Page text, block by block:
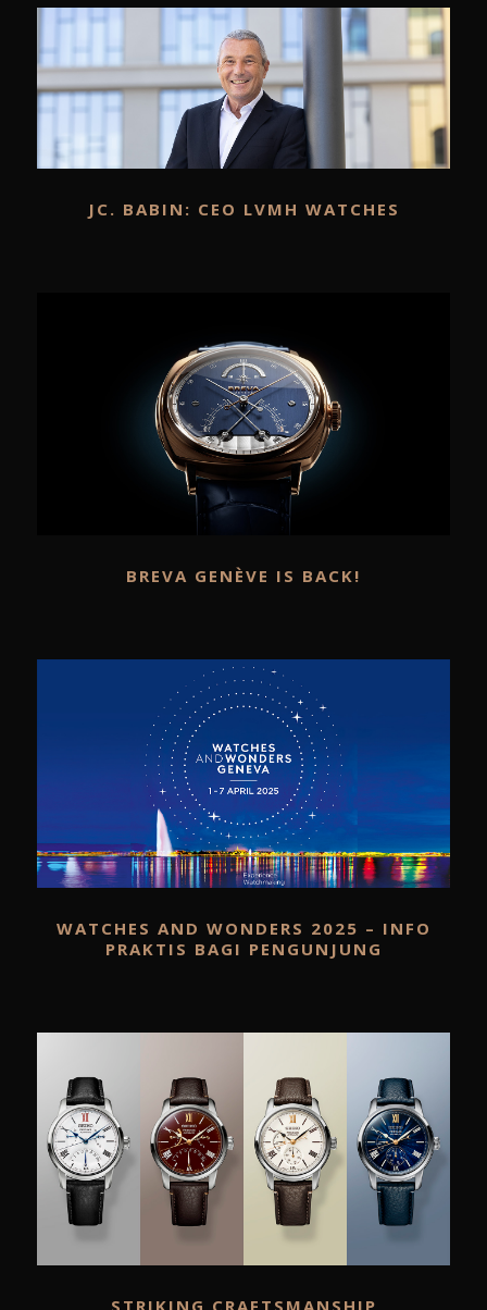
JC. BABIN: CEO LVMH WATCHES
BREVA GENÈVE IS BACK!
WATCHES AND WONDERS 2025 – INFO
PRAKTIS BAGI PENGUNJUNG